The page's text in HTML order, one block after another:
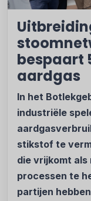
bespaart
aardgas
In het
industriële
stikstof te
die vrijkomt
processen te
partijen